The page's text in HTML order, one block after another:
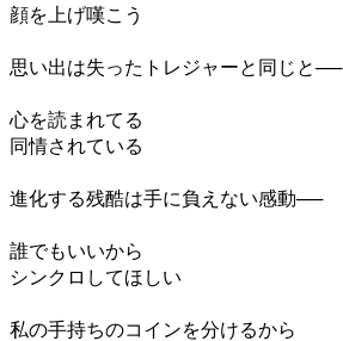
顔を上げ嘆こう
思い出は失ったトレジャーと同じと──
心を読まれてる
同情されている
進化する残酷は手に負えない感動──
誰でもいいから
シンクロしてほしい
私の手持ちのコインを分けるから